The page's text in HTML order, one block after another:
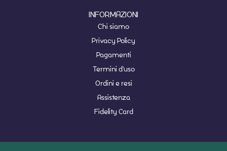
INFORMAZIONI
Chi siamo
Privacy Policy
Pagamenti
Termini d'uso
Ordini e resi
Assistenza
Fidelity Card